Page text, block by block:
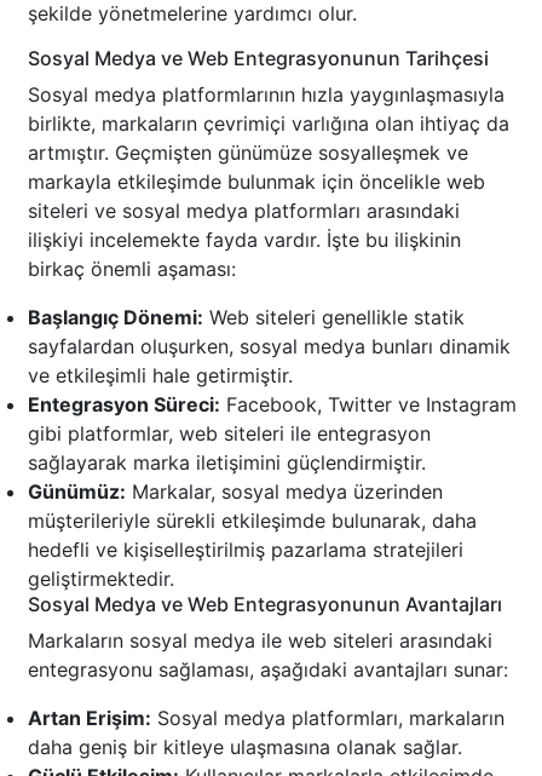
şekilde yönetmelerine yardımcı olur.
Sosyal Medya ve Web Entegrasyonunun Tarihçesi
Sosyal medya platformlarının hızla yaygınlaşmasıyla
birlikte, markaların çevrimiçi varlığına olan ihtiyaç da
artmıştır. Geçmişten günümüze sosyalleşmek ve
markayla etkileşimde bulunmak için öncelikle web
siteleri ve sosyal medya platformları arasındaki
ilişkiyi incelemekte fayda vardır. İşte bu ilişkinin
birkaç önemli aşaması:
Başlangıç Dönemi: Web siteleri genellikle statik
sayfalardan oluşurken, sosyal medya bunları dinamik
ve etkileşimli hale getirmiştir.
Entegrasyon Süreci: Facebook, Twitter ve Instagram
gibi platformlar, web siteleri ile entegrasyon
sağlayarak marka iletişimini güçlendirmiştir.
Günümüz: Markalar, sosyal medya üzerinden
müşterileriyle sürekli etkileşimde bulunarak, daha
hedefli ve kişiselleştirilmiş pazarlama stratejileri
geliştirmektedir.
Sosyal Medya ve Web Entegrasyonunun Avantajları
Markaların sosyal medya ile web siteleri arasındaki
entegrasyonu sağlaması, aşağıdaki avantajları sunar:
Artan Erişim: Sosyal medya platformları, markaların
daha geniş bir kitleye ulaşmasına olanak sağlar.